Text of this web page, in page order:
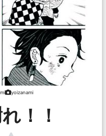
yoizanami
！！